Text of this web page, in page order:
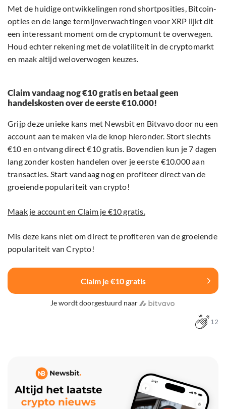
Met de huidige ontwikkelingen rond shortposities, Bitcoin-
opties en de lange termijnverwachtingen voor XRP lijkt dit
een interessant moment om de cryptomunt te overwegen.
Houd echter rekening met de volatiliteit in de cryptomarkt
en maak altijd weloverwogen keuzes.
Claim vandaag nog €10 gratis en betaal geen
handelskosten over de eerste €10.000!
Grijp deze unieke kans met Newsbit en Bitvavo door nu een
account aan te maken via de knop hieronder. Stort slechts
€10 en ontvang direct €10 gratis. Bovendien kun je 7 dagen
lang zonder kosten handelen over je eerste €10.000 aan
transacties. Start vandaag nog en profiteer direct van de
groeiende populariteit van crypto!
Maak je account en Claim je €10 gratis.
Mis deze kans niet om direct te profiteren van de groeiende
populariteit van Crypto!
Claim je €10 gratis
Je wordt doorgestuurd naar
12